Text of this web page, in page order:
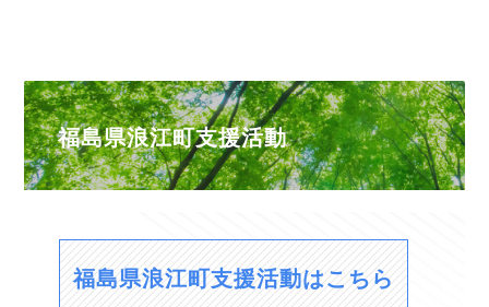
福島県浪江町支援活動
福島県浪江町支援活動はこちら